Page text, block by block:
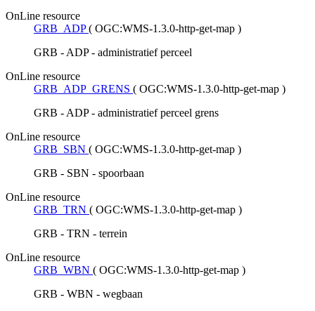
OnLine resource
GRB_ADP ( OGC:WMS-1.3.0-http-get-map )
GRB - ADP - administratief perceel
OnLine resource
GRB_ADP_GRENS ( OGC:WMS-1.3.0-http-get-map )
GRB - ADP - administratief perceel grens
OnLine resource
GRB_SBN ( OGC:WMS-1.3.0-http-get-map )
GRB - SBN - spoorbaan
OnLine resource
GRB_TRN ( OGC:WMS-1.3.0-http-get-map )
GRB - TRN - terrein
OnLine resource
GRB_WBN ( OGC:WMS-1.3.0-http-get-map )
GRB - WBN - wegbaan